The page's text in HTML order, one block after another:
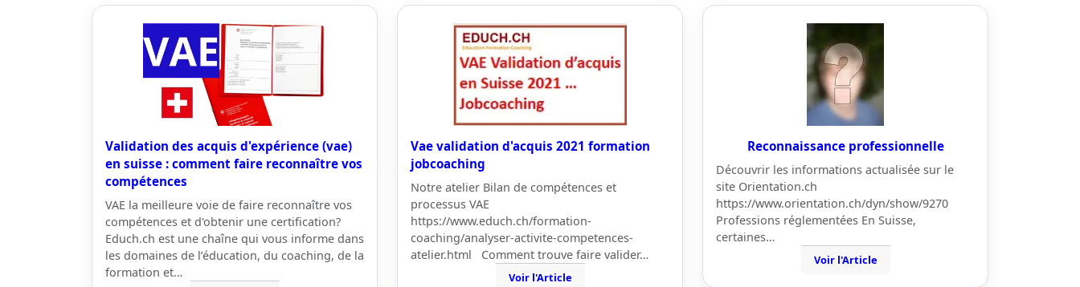
Validation des acquis d'expérience (vae)
en suisse : comment faire reconnaître vos
compétences
VAE la meilleure voie de faire reconnaître vos
compétences et d'obtenir une certification?
Educh.ch est une chaîne qui vous informe dans
les domaines de l’éducation, du coaching, de la
formation et…
Vae validation d'acquis 2021 formation
jobcoaching
Notre atelier Bilan de compétences et
processus VAE
https://www.educh.ch/formation-
coaching/analyser-activite-competences-
atelier.html Comment trouve faire valider…
Voir l'Article
Reconnaissance professionnelle
Découvrir les informations actualisée sur le
site Orientation.ch
https://www.orientation.ch/dyn/show/9270
Professions réglementées En Suisse,
certaines…
Voir l'Article